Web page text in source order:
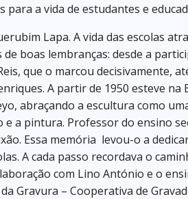
a vida de estudantes e
Lapa. A vida das escolas
boas lembranças: desde a
que o marcou decisivamente,
A partir de 1950 esteve na
abraçando a escultura como
e a pintura. Professor do ensino
Essa memória levou-o a
A cada passo recordava o
com Lino António e o
Gravura – Cooperativa de